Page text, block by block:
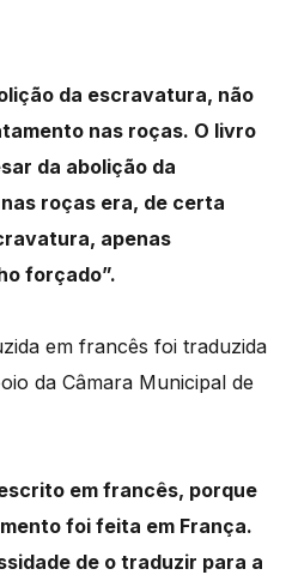
da escravatura, não
nas roças. O livro
da abolição da
roças era, de certa
apenas
forçado”.
em francês foi traduzida
da Câmara Municipal de
em francês, porque
foi feita em França.
de o traduzir para a